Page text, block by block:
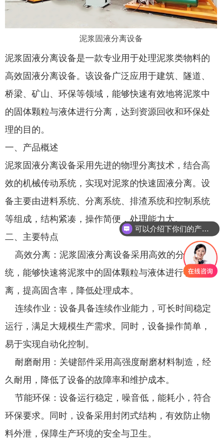
泥浆固液分离设备
泥浆固液分离设备是一款专业用于处理泥浆类物料的
高效固液分离设备。该设备广泛应用于建筑、隧道、
桥梁、矿山、环保等领域，能够快速有效地将泥浆中
的固体颗粒与液体进行分离，达到资源回收和环保处
理的目的。
一、产品概述
泥浆固液分离设备采用先进的物理分离技术，结合高
效的机械传动系统，实现对泥浆的快速固液分离。设
备主要由进料系统、分离系统、排渣系统和控制系统
等组成，结构紧凑，操作简便，处理能力大。
二、主要特点
高效分离：泥浆固液分离设备采用高效的分离系
统，能够快速将泥浆中的固体颗粒与液体进行有效分
离，提高固含率，降低处理成本。
连续作业：设备具备连续作业能力，可长时间稳定
运行，满足大规模生产需求。同时，设备操作简单，
易于实现自动化控制。
耐磨耐用：关键部件采用高强度耐磨材料制造，经
久耐用，降低了设备的故障率和维护成本。
节能环保：设备运行稳定，噪音低，能耗小，符合
环保要求。同时，设备采用封闭式结构，有效防止物
料外泄，保障生产环境的安全与卫生。
可以介绍下你们的产品么